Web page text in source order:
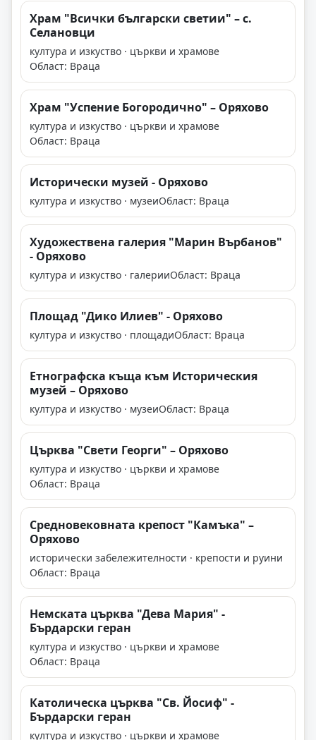
Храм "Всички български светии" – с.
Селановци
култура и изкуство · църкви и храмове
Област: Враца
Храм "Успение Богородично" – Оряхово
култура и изкуство · църкви и храмове
Област: Враца
Исторически музей - Оряхово
култура и изкуство · музеиОбласт: Враца
Художествена галерия "Марин Върбанов"
- Оряхово
култура и изкуство · галерииОбласт: Враца
Площад "Дико Илиев" - Оряхово
култура и изкуство · площадиОбласт: Враца
Етнографска къща към Историческия
музей – Оряхово
култура и изкуство · музеиОбласт: Враца
Църква "Свети Георги" – Оряхово
култура и изкуство · църкви и храмове
Област: Враца
Средновековната крепост "Камъка" –
Оряхово
исторически забележителности · крепости и руини
Област: Враца
Немската църква "Дева Мария" -
Бърдарски геран
култура и изкуство · църкви и храмове
Област: Враца
Католическа църква "Св. Йосиф" -
Бърдарски геран
култура и изкуство · църкви и храмове